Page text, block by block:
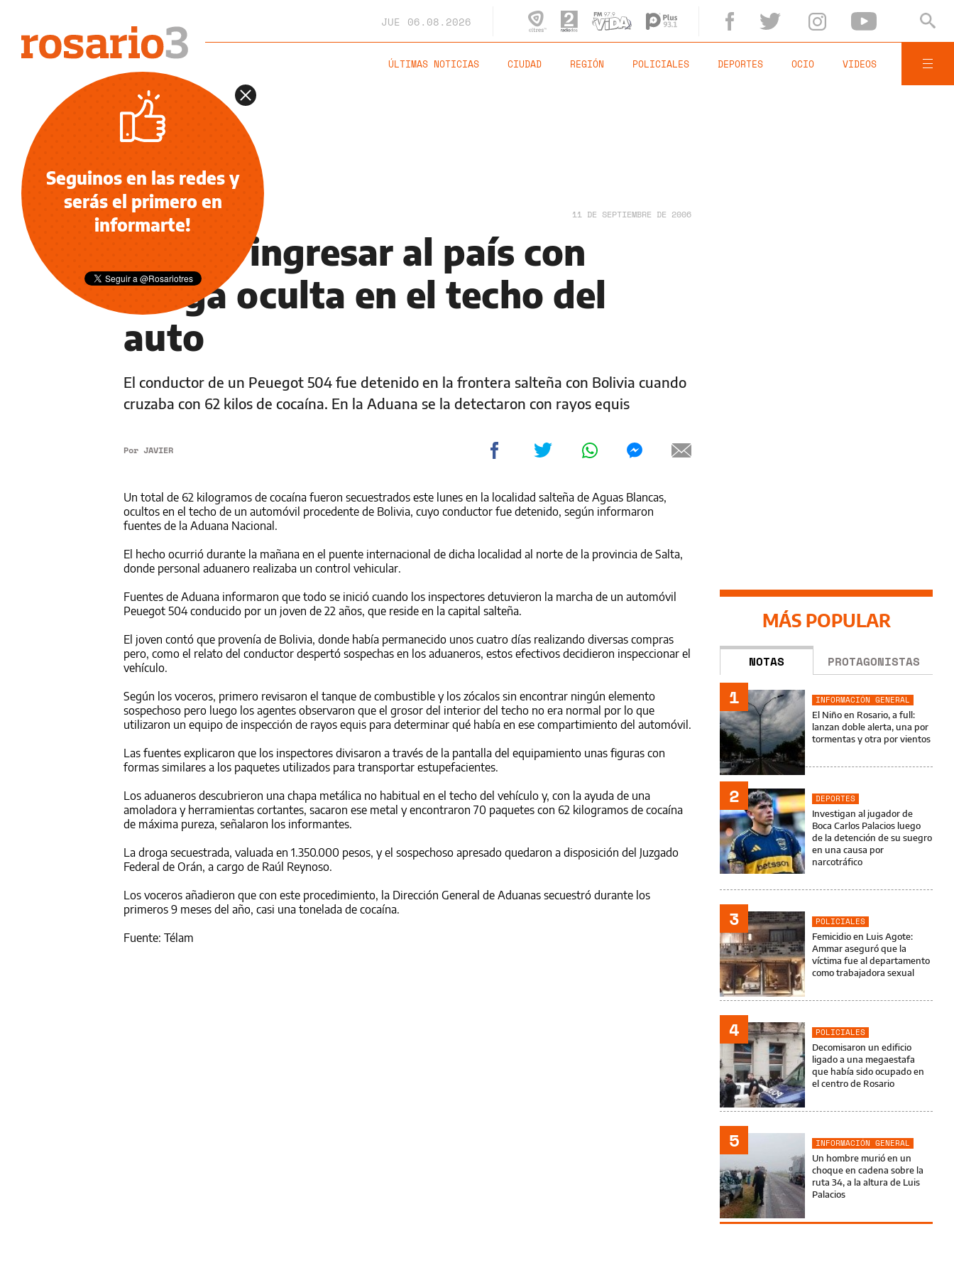
JUE 06.08.2026
ÚLTIMAS NOTICIAS CIUDAD REGIÓN POLICIALES DEPORTES OCIO VIDEOS
NOTICIAS 11 DE SEPTIEMBRE DE 2006
Quería ingresar al país con
droga oculta en el techo del
auto
El conductor de un Peuegot 504 fue detenido en la frontera salteña con Bolivia cuando
cruzaba con 62 kilos de cocaína. En la Aduana se la detectaron con rayos equis
Por JAVIER
Un total de 62 kilogramos de cocaína fueron secuestrados este lunes en la localidad salteña de Aguas Blancas,
ocultos en el techo de un automóvil procedente de Bolivia, cuyo conductor fue detenido, según informaron
fuentes de la Aduana Nacional.
El hecho ocurrió durante la mañana en el puente internacional de dicha localidad al norte de la provincia de Salta,
donde personal aduanero realizaba un control vehicular.
Fuentes de Aduana informaron que todo se inició cuando los inspectores detuvieron la marcha de un automóvil
Peuegot 504 conducido por un joven de 22 años, que reside en la capital salteña.
El joven contó que provenía de Bolivia, donde había permanecido unos cuatro días realizando diversas compras
pero, como el relato del conductor despertó sospechas en los aduaneros, estos efectivos decidieron inspeccionar el
vehículo.
Según los voceros, primero revisaron el tanque de combustible y los zócalos sin encontrar ningún elemento
sospechoso pero luego los agentes observaron que el grosor del interior del techo no era normal por lo que
utilizaron un equipo de inspección de rayos equis para determinar qué había en ese compartimiento del automóvil.
Las fuentes explicaron que los inspectores divisaron a través de la pantalla del equipamiento unas figuras con
formas similares a los paquetes utilizados para transportar estupefacientes.
Los aduaneros descubrieron una chapa metálica no habitual en el techo del vehículo y, con la ayuda de una
amoladora y herramientas cortantes, sacaron ese metal y encontraron 70 paquetes con 62 kilogramos de cocaína
de máxima pureza, señalaron los informantes.
La droga secuestrada, valuada en 1.350.000 pesos, y el sospechoso apresado quedaron a disposición del Juzgado
Federal de Orán, a cargo de Raúl Reynoso.
Los voceros añadieron que con este procedimiento, la Dirección General de Aduanas secuestró durante los
primeros 9 meses del año, casi una tonelada de cocaína.
Fuente: Télam
MÁS POPULAR
NOTAS PROTAGONISTAS
1
INFORMACIÓN GENERAL
El Niño en Rosario, a full:
lanzan doble alerta, una por
tormentas y otra por vientos
2
DEPORTES
Investigan al jugador de
Boca Carlos Palacios luego
de la detención de su suegro
en una causa por
narcotráfico
3
POLICIALES
Femicidio en Luis Agote:
Ammar aseguró que la
víctima fue al departamento
como trabajadora sexual
4
POLICIALES
Decomisaron un edificio
ligado a una megaestafa
que había sido ocupado en
el centro de Rosario
5
INFORMACIÓN GENERAL
Un hombre murió en un
choque en cadena sobre la
ruta 34, a la altura de Luis
Palacios
Seguinos en las redes y
serás el primero en
informarte!